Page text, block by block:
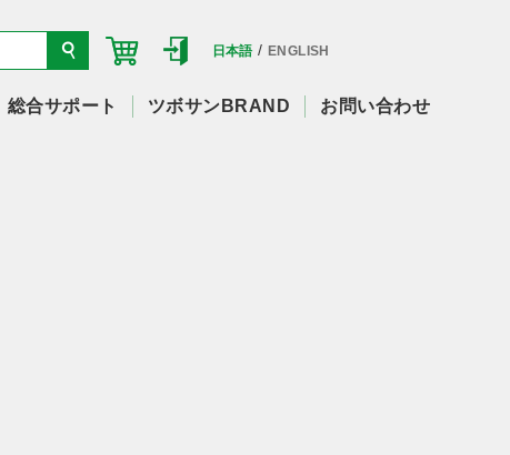
日本語/ENGLISH
総合サポート ツボサンBRAND お問い合わせ